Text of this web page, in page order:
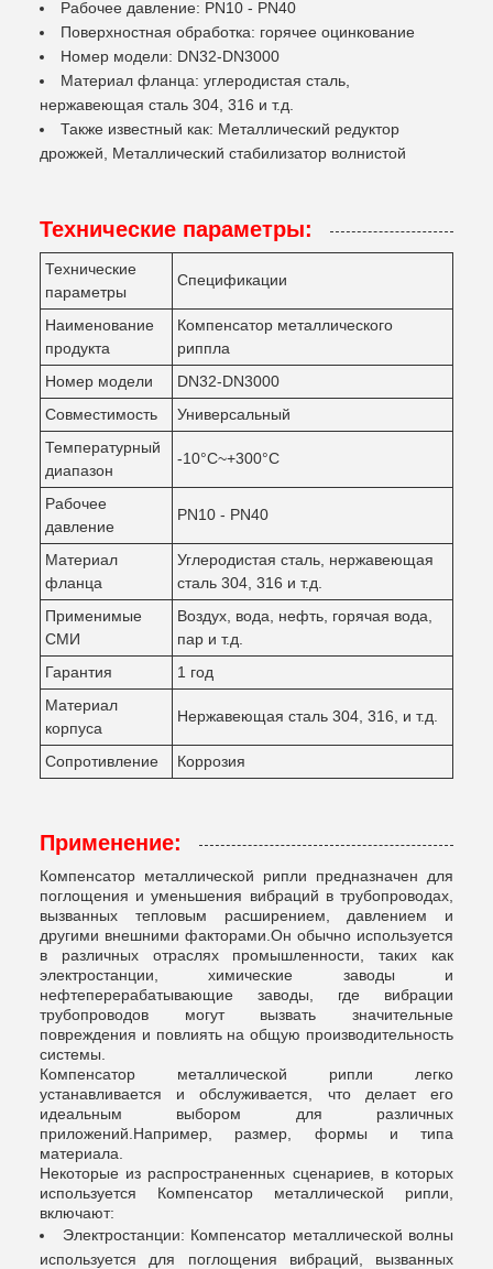
Рабочее давление: PN10 - PN40
Поверхностная обработка: горячее оцинкование
Номер модели: DN32-DN3000
Материал фланца: углеродистая сталь,
нержавеющая сталь 304, 316 и т.д.
Также известный как: Металлический редуктор
дрожжей, Металлический стабилизатор волнистой
Технические параметры:
Технические
параметры
Спецификации
Наименование
продукта
Компенсатор металлического
риппла
Номер модели
DN32-DN3000
Совместимость
Универсальный
Температурный
диапазон
-10°C~+300°C
Рабочее
давление
PN10 - PN40
Материал
фланца
Углеродистая сталь, нержавеющая
сталь 304, 316 и т.д.
Применимые
СМИ
Воздух, вода, нефть, горячая вода,
пар и т.д.
Гарантия
1 год
Материал
корпуса
Нержавеющая сталь 304, 316, и т.д.
Сопротивление Коррозия
Применение:
Компенсатор металлической рипли предназначен для
поглощения и уменьшения вибраций в трубопроводах,
вызванных тепловым расширением, давлением и
другими внешними факторами.Он обычно используется
в различных отраслях промышленности, таких как
электростанции, химические заводы и
нефтеперерабатывающие заводы, где вибрации
трубопроводов могут вызвать значительные
повреждения и повлиять на общую производительность
системы.
Компенсатор металлической рипли легко
устанавливается и обслуживается, что делает его
идеальным выбором для различных
приложений.Например, размер, формы и типа
материала.
Некоторые из распространенных сценариев, в которых
используется Компенсатор металлической рипли,
включают:
Электростанции: Компенсатор металлической волны
используется для поглощения вибраций, вызванных